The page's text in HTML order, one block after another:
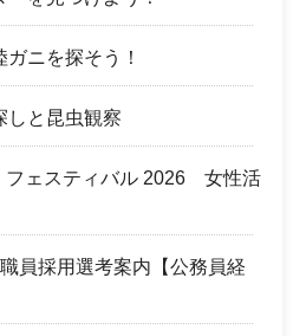
ニを探そう！
しと昆虫観察
フェスティバル 2026 女性活
員採用選考案内【公務員経